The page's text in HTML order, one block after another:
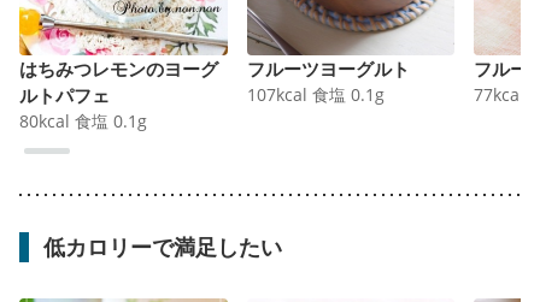
はちみつレモンのヨーグ
ルトパフェ
80kcal 食塩 0.1 g
フルーツヨーグルト
107kcal 食塩 0.1 g
フルー
77kcal
低カロリーで満足したい